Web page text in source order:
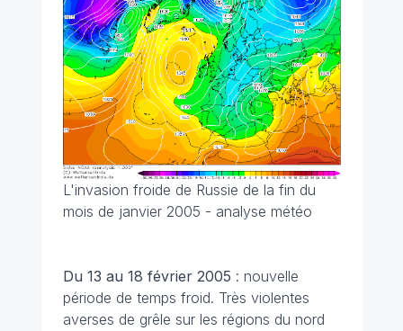
L'invasion froide de Russie de la fin du
mois de janvier 2005 - analyse météo
Du 13 au 18 février 2005 : nouvelle
période de temps froid. Très violentes
averses de grêle sur les régions du nord